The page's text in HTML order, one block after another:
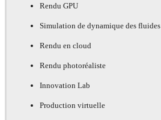
Rendu GPU
Simulation de dynamique des fluides
Rendu en cloud
Rendu photoréaliste
Innovation Lab
Production virtuelle